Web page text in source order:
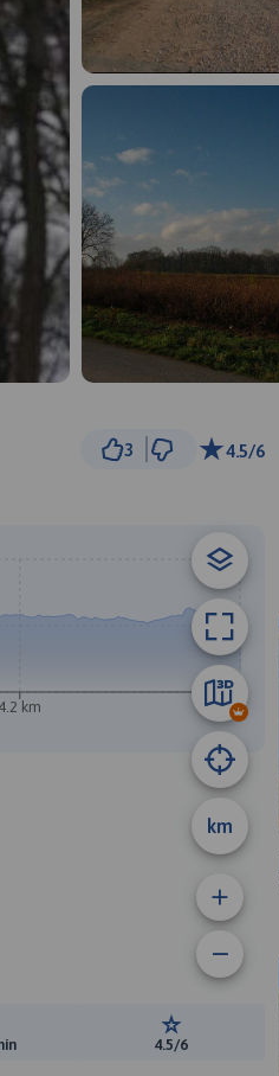
3 4.5/6
500 m
km
km 5.6 km
czas potrzebny na pokonanie trasy:
Ocena trasy:
4.5/6